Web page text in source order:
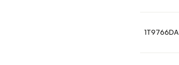
1T9766DA